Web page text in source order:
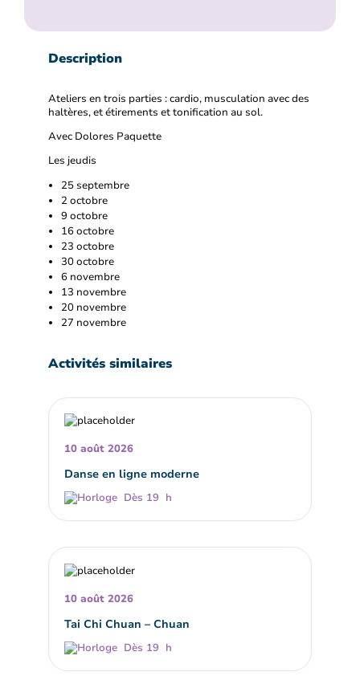
Description
Ateliers en trois parties : cardio, musculation avec des
haltères, et étirements et tonification au sol.
Avec Dolores Paquette
Les jeudis
25 septembre
2 octobre
9 octobre
16 octobre
23 octobre
30 octobre
6 novembre
13 novembre
20 novembre
27 novembre
Activités similaires
10 août 2026
Danse en ligne moderne
Dès 19 h
10 août 2026
Tai Chi Chuan – Chuan
Dès 19 h